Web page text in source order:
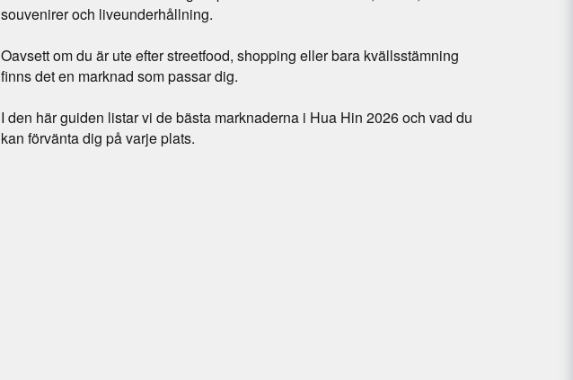
souvenirer och liveunderhållning.
Oavsett om du är ute efter streetfood, shopping eller bara kvällsstämning
finns det en marknad som passar dig.
I den här guiden listar vi de bästa marknaderna i Hua Hin 2026 och vad du
kan förvänta dig på varje plats.